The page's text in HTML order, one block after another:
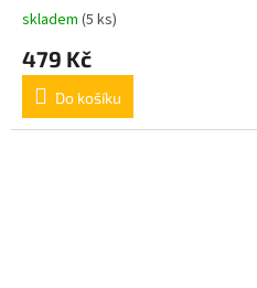
Grigio, 95044
skladem (5 ks)
479 Kč
Do košíku